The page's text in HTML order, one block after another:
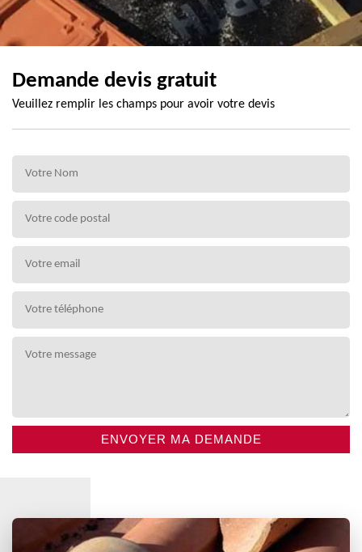
Demande devis gratuit
Veuillez remplir les champs pour avoir votre devis